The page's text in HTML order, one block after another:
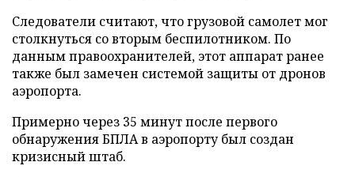
Следователи считают, что грузовой самолет мог
столкнуться со вторым беспилотником. По
данным правоохранителей, этот аппарат ранее
также был замечен системой защиты от дронов
аэропорта.
Примерно через 35 минут после первого
обнаружения БПЛА в аэропорту был создан
кризисный штаб.